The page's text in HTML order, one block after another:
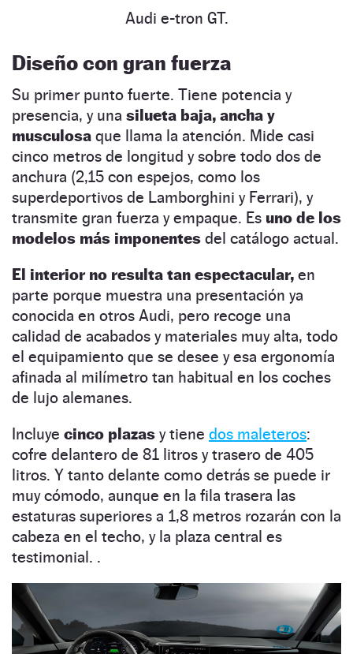
Audi e-tron GT.
Diseño con gran fuerza
Su primer punto fuerte. Tiene potencia y
presencia, y una silueta baja, ancha y
musculosa que llama la atención. Mide casi
cinco metros de longitud y sobre todo dos de
anchura (2,15 con espejos, como los
superdeportivos de Lamborghini y Ferrari), y
transmite gran fuerza y empaque. Es uno de los
modelos más imponentes del catálogo actual.
El interior no resulta tan espectacular, en
parte porque muestra una presentación ya
conocida en otros Audi, pero recoge una
calidad de acabados y materiales muy alta, todo
el equipamiento que se desee y esa ergonomía
afinada al milímetro tan habitual en los coches
de lujo alemanes.
Incluye cinco plazas y tiene dos maleteros:
cofre delantero de 81 litros y trasero de 405
litros. Y tanto delante como detrás se puede ir
muy cómodo, aunque en la fila trasera las
estaturas superiores a 1,8 metros rozarán con la
cabeza en el techo, y la plaza central es
testimonial. .